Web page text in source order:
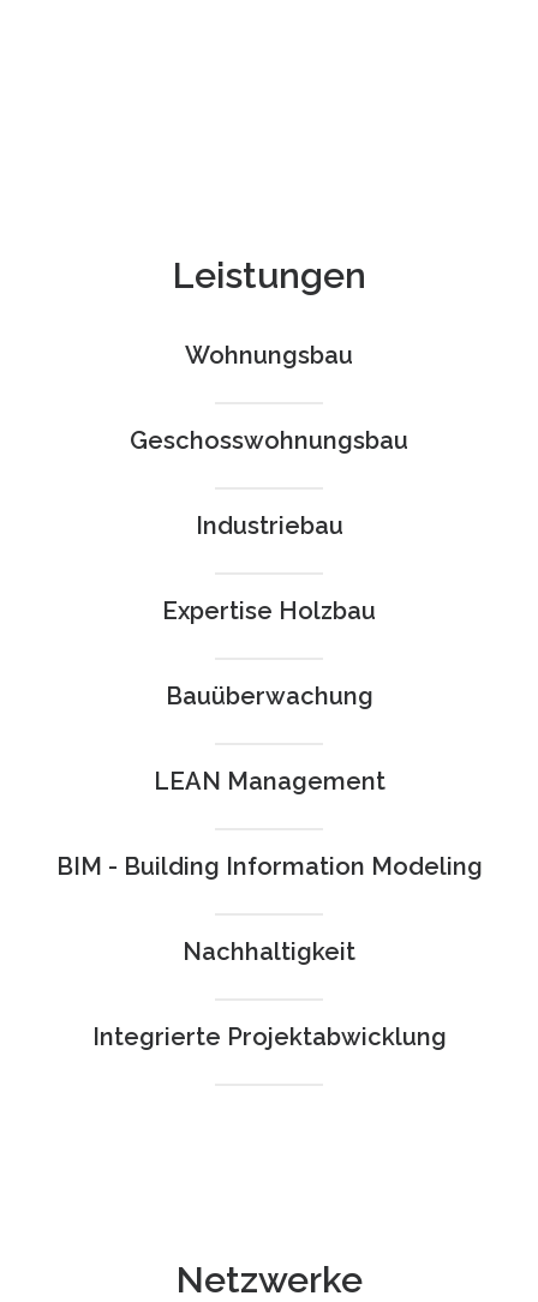
Leistungen
Wohnungsbau
Geschosswohnungsbau
Industriebau
Expertise Holzbau
Bauüberwachung
LEAN Management
BIM - Building Information Modeling
Nachhaltigkeit
Integrierte Projektabwicklung
Netzwerke